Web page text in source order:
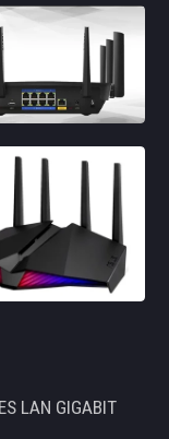
LAN GIGABIT